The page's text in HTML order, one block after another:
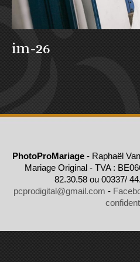
im-26
PhotoProMariage - Raphaël
Mariage Original - TVA :
82.30.58 ou 00337/
pcprodigital@gmail.com -